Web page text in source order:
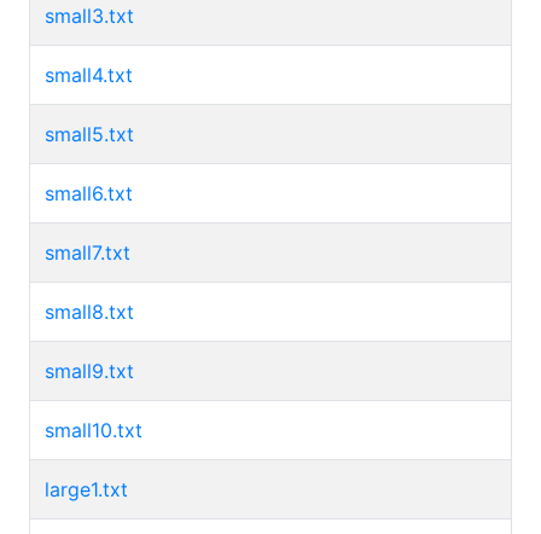
small3.txt
small4.txt
small5.txt
small6.txt
small7.txt
small8.txt
small9.txt
small10.txt
large1.txt